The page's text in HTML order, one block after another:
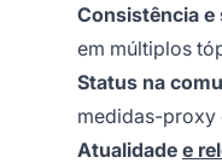
Consistência e
em múltiplos
Status na
medidas-proxy
Atualidade e